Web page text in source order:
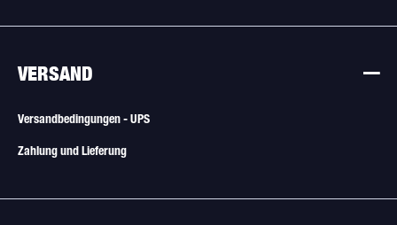
VERSAND
Versandbedingungen - UPS
Zahlung und Lieferung